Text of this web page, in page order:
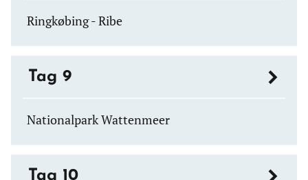
Ringkøbing - Ribe
Tag 9
Nationalpark Wattenmeer
Tag 10